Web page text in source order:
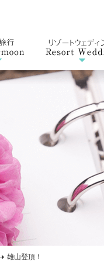
雄山登頂！